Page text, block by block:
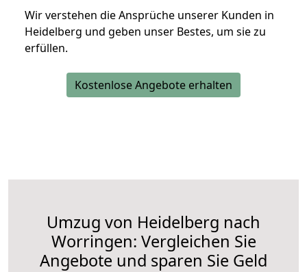
Wir verstehen die Ansprüche unserer Kunden in
Heidelberg und geben unser Bestes, um sie zu
erfüllen.
Kostenlose Angebote erhalten
Umzug von Heidelberg nach
Worringen: Vergleichen Sie
Angebote und sparen Sie Geld